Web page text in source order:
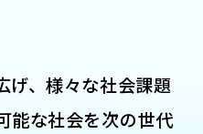
げ、様々な社会課題
能な社会を次の世代